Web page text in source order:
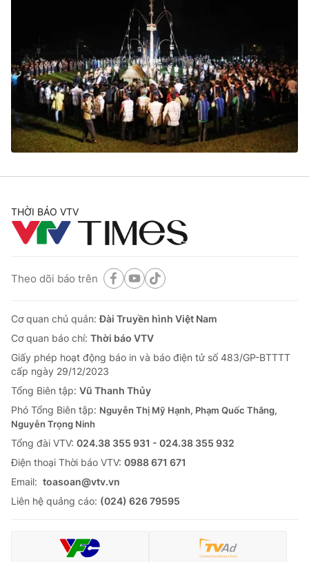
THỜI BÁO VTV
Theo dõi báo trên
Cơ quan chủ quản:Đài Truyền hình Việt Nam
Cơ quan báo chí: Thời báo VTV
Giấy phép hoạt động báo in và báo điện tử số 483/GP-BTTTT
cấp ngày 29/12/2023
Tổng Biên tập: Vũ Thanh Thủy
Phó Tổng Biên tập: Nguyễn Thị Mỹ Hạnh, Phạm Quốc Thắng,
Nguyễn Trọng Ninh
Tổng đài VTV: 024.38 355 931 - 024.38 355 932
Ðiện thoại Thời báo VTV: 0988 671 671
Email: toasoan@vtv.vn
Liên hệ quảng cáo: (024) 626 79595